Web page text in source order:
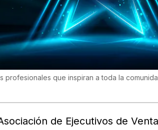
profesionales que inspiran a toda la
de Ejecutivos de